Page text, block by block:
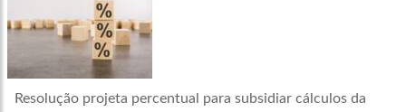
Resolução projeta percentual para subsidiar cálculos da